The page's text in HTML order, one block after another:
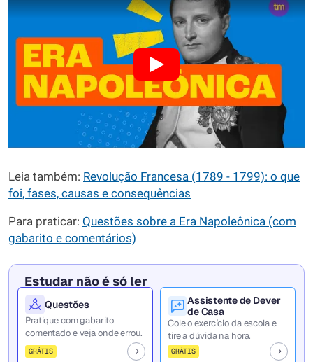
Leia também: Revolução Francesa (1789 - 1799): o que
foi, fases, causas e consequências
Para praticar: Questões sobre a Era Napoleônica (com
gabarito e comentários)
Estudar não é só ler
Questões
Pratique com gabarito
comentado e veja onde errou.
GRÁTIS
Assistente de Dever
de Casa
Cole o exercício da escola e
tire a dúvida na hora.
GRÁTIS